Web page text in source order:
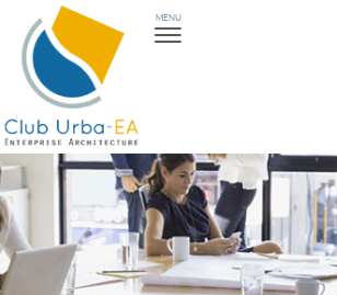
Toggle
navigation
MENU